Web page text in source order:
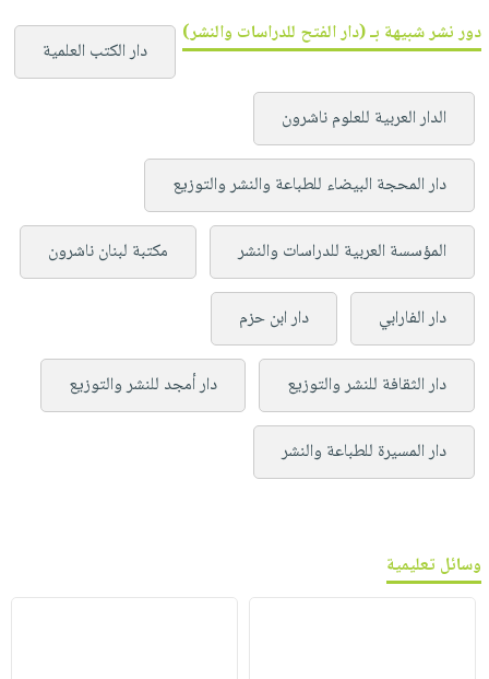
دور نشر شبيهة بـ (دار الفتح للدراسات والنشر)
دار الكتب العلمية
الدار العربية للعلوم ناشرون
دار المحجة البيضاء للطباعة والنشر والتوزيع
المؤسسة العربية للدراسات والنشر مكتبة لبنان ناشرون
دار الفارابي دار ابن حزم
دار الثقافة للنشر والتوزيع دار أمجد للنشر والتوزيع
دار المسيرة للطباعة والنشر
وسائل تعليمية